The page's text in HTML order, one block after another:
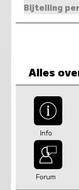
Bijtelling
Alles
Info
Forum